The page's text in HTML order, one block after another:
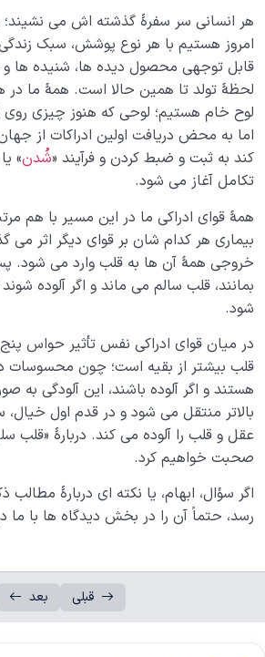
هر انسانی سر سفرۀ گذشته اش می نشیند؛
امروز هستیم با هر نوع پوشش، سبک
قابل توجهی محصول دیده ها، شنیده ها و
لحظۀ تولد تا همین حالا است. همۀ ما در
لوح خام هستیم؛ لوحی که هنوز چیزی
اما به محض دریافت اولین ادراکات از
کند به ثبت و ضبط کردن و فرآیند «شُدن»
تکامل آغاز می شود.
همۀ قوای ادراکی ما در این مسیر با هم
بیماری هر کدام شان بر قوای دیگر اثر می
خروجی همۀ آن ها به قلب وارد می شود.
بمانند، قلب سالم می ماند و اگر آلوده
شود.
در میان قوای ادراکی نفس تأثیر حواس
قلب بیشتر از بقیه است؛ چون محسوسات
هستند و اگر آلوده باشند، این آلودگی به
بالاتر منتقل می شود و در قدم اول
عقل و قلب را آلوده می کند. دربارۀ «قلب
صحبت خواهیم کرد.
اگر سؤال، ابهام، یا نکته ای دربارۀ
رسد، حتماً آن را در بخش دیدگاه ها با ما
قبلی بعد